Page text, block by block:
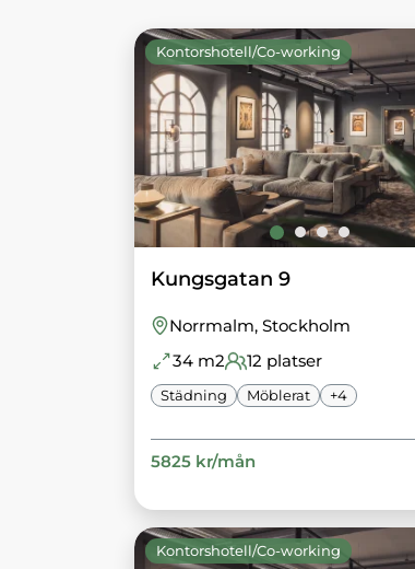
Kontorshotell/Co-working
Kungsgatan 9
Norrmalm, Stockholm
34 m2 12 platser
Städning Möblerat +4
5825 kr/mån
Kontorshotell/Co-working